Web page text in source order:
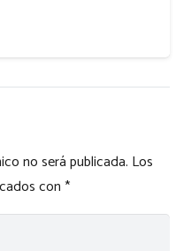
no será publicada. Los
con*